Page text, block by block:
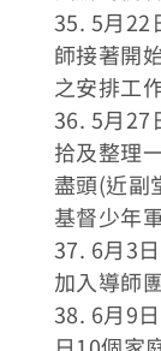
35. 5月22
師接著開
之安排工
36. 5月27
拾及整理
盡頭(近副
基督少年
37. 6月3
加入導師
38. 6月9